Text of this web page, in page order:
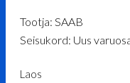
Tootja: SAAB
Seisukord: Uus
Laos